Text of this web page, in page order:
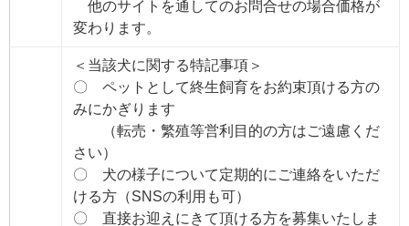
他のサイトを通してのお問合せの場合価格が
変わります。
＜当該犬に関する特記事項＞
〇 ペットとして終生飼育をお約束頂ける方の
みにかぎります
（転売・繁殖等営利目的の方はご遠慮くだ
さい）
〇 犬の様子について定期的にご連絡をいただ
ける方（SNSの利用も可）
〇 直接お迎えにきて頂ける方を募集いたしま